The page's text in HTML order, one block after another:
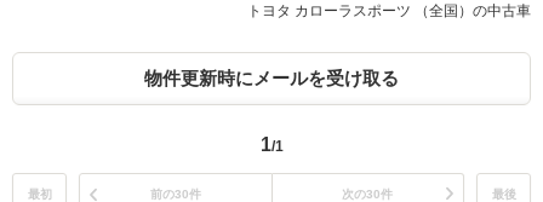
トヨタ カローラスポーツ （全国）の中古車
物件更新時にメールを受け取る
1/1
最初 前の30件 次の30件 最後